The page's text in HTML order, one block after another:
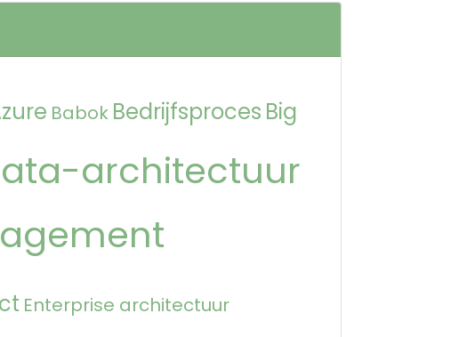
Babok Bedrijfsproces Big
architectuur
Enterprise architectuur